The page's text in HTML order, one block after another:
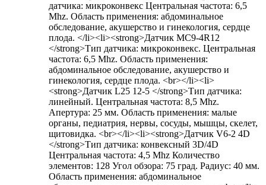
датчика: микроконвекс Центральная частота: 6,5
Mhz. Область применения: абдоминальное
обследование, акушерство и гинекология, сердце
плода. </li><li><strong>Датчик MC9-4R12
</strong>Тип датчика: микроконвекс. Центральная
частота: 6,5 Mhz. Область применения:
абдоминальное обследование, акушерство и
гинекология, сердце плода. <br></li><li>
<strong>Датчик L25 12-5 </strong>Тип датчика:
линейный. Центральная частота: 8,5 Mhz.
Апертура: 25 мм. Область применения: малые
органы, педиатрия, нервы, сосуды, мышцы, скелет,
щитовидка. <br></li><li><strong>Датчик V6-2 4D
</strong>Тип датчика: конвексный 3D/4D
Центральная частота: 4,5 Mhz Количество
элементов: 128 Угол обзора: 75 град. Радиус: 40 мм.
Область применения: абдоминальное